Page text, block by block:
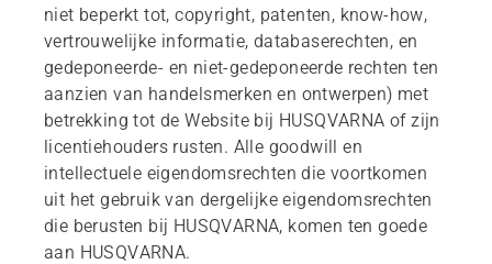
niet beperkt tot, copyright, patenten, know-how,
vertrouwelijke informatie, databaserechten, en
gedeponeerde- en niet-gedeponeerde rechten ten
aanzien van handelsmerken en ontwerpen) met
betrekking tot de Website bij HUSQVARNA of zijn
licentiehouders rusten. Alle goodwill en
intellectuele eigendomsrechten die voortkomen
uit het gebruik van dergelijke eigendomsrechten
die berusten bij HUSQVARNA, komen ten goede
aan HUSQVARNA.